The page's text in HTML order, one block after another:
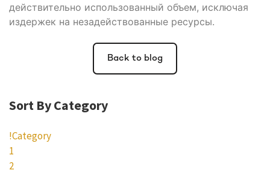
Sort By Category
!Category
1
2
действительно использованный объем, исключая
издержек на незадействованные ресурсы.
Back to blog